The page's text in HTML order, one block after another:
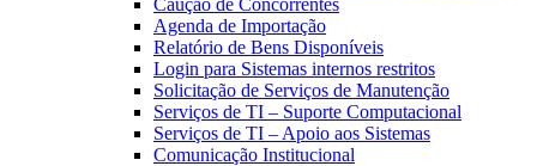
Caução de Concorrentes
Agenda de Importação
Relatório de Bens Disponíveis
Login para Sistemas internos restritos
Solicitação de Serviços de Manutenção
Serviços de TI – Suporte Computacional
Serviços de TI – Apoio aos Sistemas
Comunicação Institucional